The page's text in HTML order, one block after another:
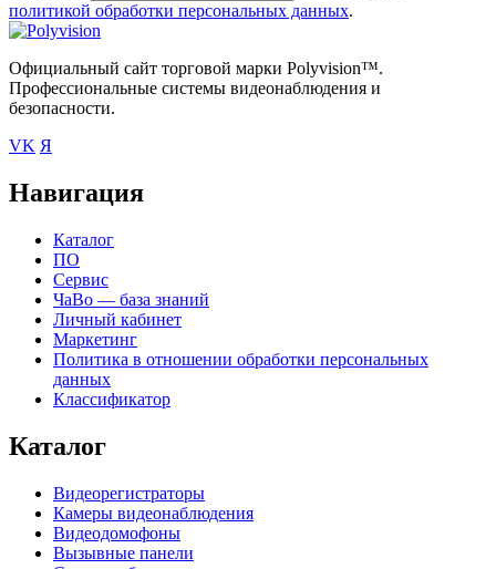
политикой обработки персональных данных.
Официальный сайт торговой марки Polyvision™.
Профессиональные системы видеонаблюдения и
безопасности.
VK Я
Навигация
Каталог
ПО
Сервис
ЧаВо — база знаний
Личный кабинет
Маркетинг
Политика в отношении обработки персональных
данных
Классификатор
Каталог
Видеорегистраторы
Камеры видеонаблюдения
Видеодомофоны
Вызывные панели